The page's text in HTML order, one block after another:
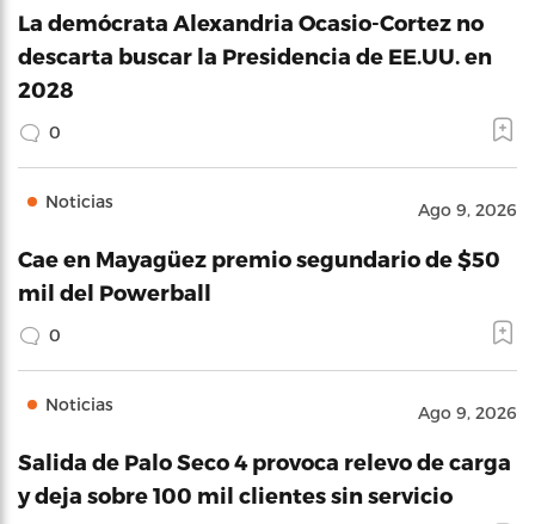
La demócrata Alexandria Ocasio-Cortez no
descarta buscar la Presidencia de EE.UU. en
2028
0
Noticias Ago 9, 2026
Cae en Mayagüez premio segundario de $50
mil del Powerball
0
Noticias Ago 9, 2026
Salida de Palo Seco 4 provoca relevo de carga
y deja sobre 100 mil clientes sin servicio